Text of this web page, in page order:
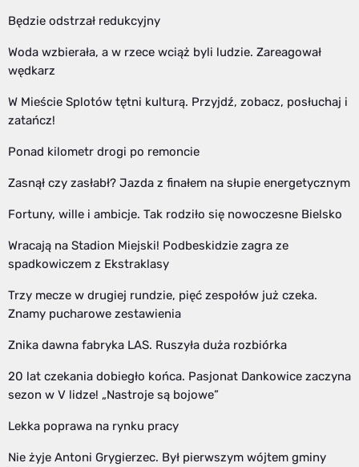
Będzie odstrzał redukcyjny
Woda wzbierała, a w rzece wciąż byli ludzie. Zareagował
wędkarz
W Mieście Splotów tętni kulturą. Przyjdź, zobacz, posłuchaj i
zatańcz!
Ponad kilometr drogi po remoncie
Zasnął czy zasłabł? Jazda z finałem na słupie energetycznym
Fortuny, wille i ambicje. Tak rodziło się nowoczesne Bielsko
Wracają na Stadion Miejski! Podbeskidzie zagra ze
spadkowiczem z Ekstraklasy
Trzy mecze w drugiej rundzie, pięć zespołów już czeka.
Znamy pucharowe zestawienia
Znika dawna fabryka LAS. Ruszyła duża rozbiórka
20 lat czekania dobiegło końca. Pasjonat Dankowice zaczyna
sezon w V lidze! „Nastroje są bojowe”
Lekka poprawa na rynku pracy
Nie żyje Antoni Grygierzec. Był pierwszym wójtem gminy